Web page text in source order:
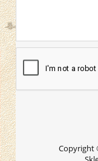
Copyright